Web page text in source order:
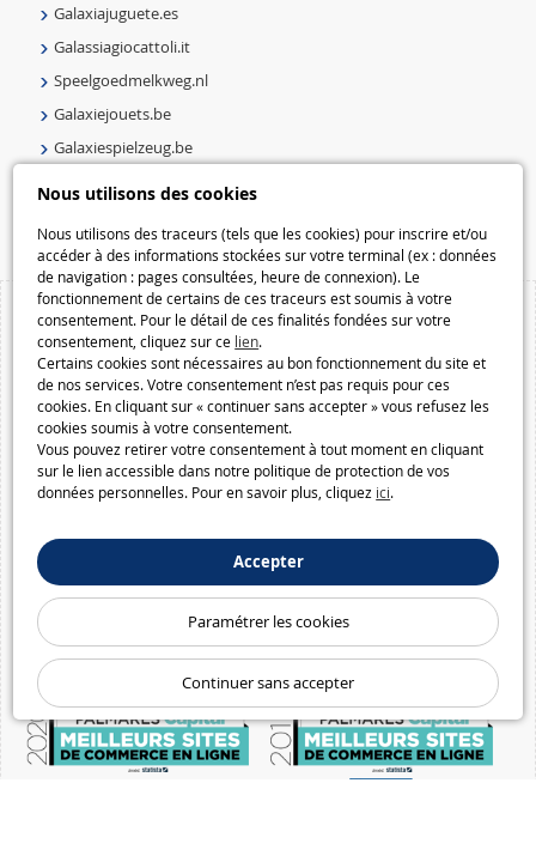
Nous utilisons des cookies
Nous utilisons des traceurs (tels que les cookies) pour inscrire et/ou
accéder à des informations stockées sur votre terminal (ex : données
de navigation : pages consultées, heure de connexion). Le
fonctionnement de certains de ces traceurs est soumis à votre
consentement. Pour le détail de ces finalités fondées sur votre
consentement, cliquez sur ce lien.
Certains cookies sont nécessaires au bon fonctionnement du site et
de nos services. Votre consentement n’est pas requis pour ces
cookies. En cliquant sur « continuer sans accepter » vous refusez les
cookies soumis à votre consentement.
Vous pouvez retirer votre consentement à tout moment en cliquant
sur le lien accessible dans notre politique de protection de vos
données personnelles. Pour en savoir plus, cliquez ici.
Accepter
Paramétrer les cookies
Continuer sans accepter
Galaxiajuguete.es
Galassiagiocattoli.it
Speelgoedmelkweg.nl
Galaxiejouets.be
Galaxiespielzeug.be